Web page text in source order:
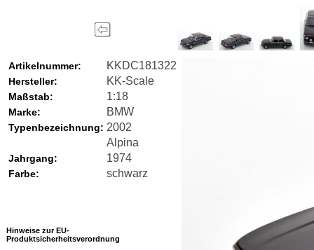
Artikelnummer: KKDC181322
Hersteller: KK-Scale
Maßstab: 1:18
Marke: BMW
Typenbezeichnung: 2002
Alpina
Jahrgang: 1974
Farbe: schwarz
Hinweise zur EU-
Produktsicherheitsverordnung